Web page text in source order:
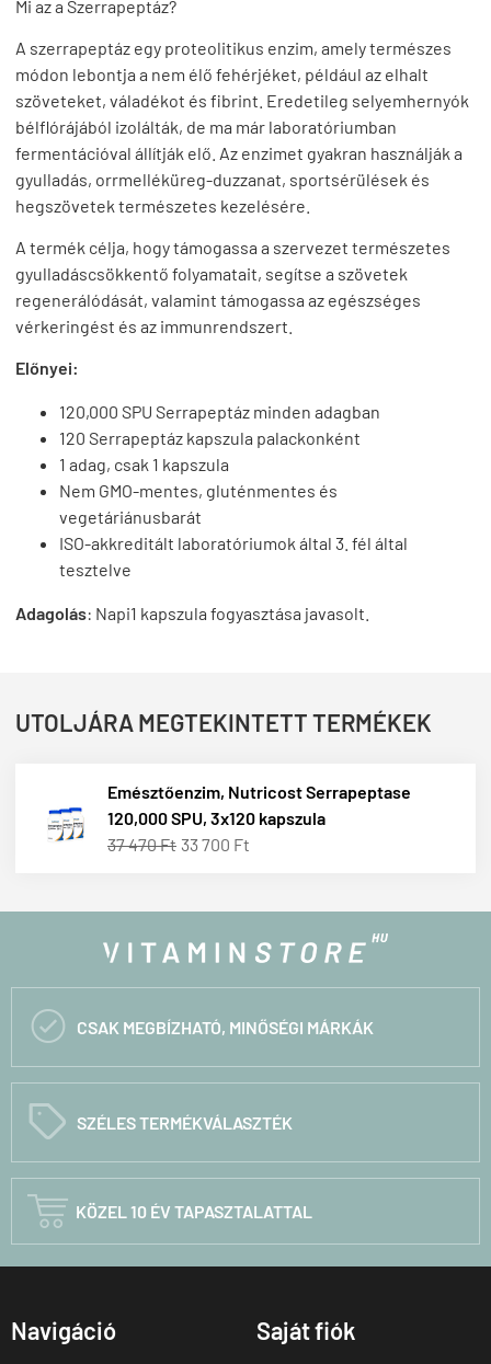
Mi az a Szerrapeptáz?
A szerrapeptáz egy proteolitikus enzim, amely természes
módon lebontja a nem élő fehérjéket, például az elhalt
szöveteket, váladékot és fibrint. Eredetileg selyemhernyók
bélflórájából izolálták, de ma már laboratóriumban
fermentációval állítják elő. Az enzimet gyakran használják a
gyulladás, orrmelléküreg-duzzanat, sportsérülések és
hegszövetek természetes kezelésére.
A termék célja, hogy támogassa a szervezet természetes
gyulladáscsökkentő folyamatait, segítse a szövetek
regenerálódását, valamint támogassa az egészséges
vérkeringést és az immunrendszert.
Előnyei:
120,000 SPU Serrapeptáz minden adagban
120 Serrapeptáz kapszula palackonként
1 adag, csak 1 kapszula
Nem GMO-mentes, gluténmentes és
vegetáriánusbarát
ISO-akkreditált laboratóriumok által 3. fél által
tesztelve
Adagolás: Napi1 kapszula fogyasztása javasolt.
UTOLJÁRA MEGTEKINTETT TERMÉKEK
Emésztőenzim, Nutricost Serrapeptase
120,000 SPU, 3x120 kapszula
37 470 Ft 33 700 Ft
 CSAK MEGBÍZHATÓ, MINŐSÉGI MÁRKÁK
C SZÉLES TERMÉKVÁLASZTÉK
 KÖZEL 10 ÉV TAPASZTALATTAL
Navigáció Saját fiók